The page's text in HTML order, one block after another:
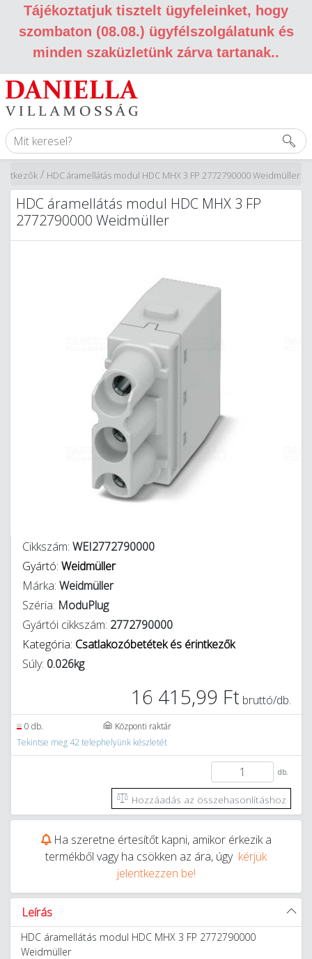
Tájékoztatjuk tisztelt ügyfeleinket, hogy
szombaton (08.08.) ügyfélszolgálatunk és
minden szaküzletünk zárva tartanak..
HDC áramellátás modul HDC MHX 3 FP 2772790000 Weidmüller
/
HDC áramellátás modul HDC MHX 3 FP
2772790000 Weidmüller
Cikkszám: WEI2772790000
Gyártó: Weidmüller
Márka: Weidmüller
Széria: ModuPlug
Gyártói cikkszám: 2772790000
Kategória: Csatlakozóbetétek és érintkezők
Súly: 0.026kg
16 415,99 Ft bruttó/db.
0 db.
Központi raktár
Tekintse meg 42 telephelyünk készletét
db.
Hozzáadás az összehasonlításhoz
Ha szeretne értesítőt kapni, amikor érkezik a
termékből vagy ha csökken az ára, úgy kérjük
jelentkezzen be!
Leírás
HDC áramellátás modul HDC MHX 3 FP 2772790000
Weidmüller